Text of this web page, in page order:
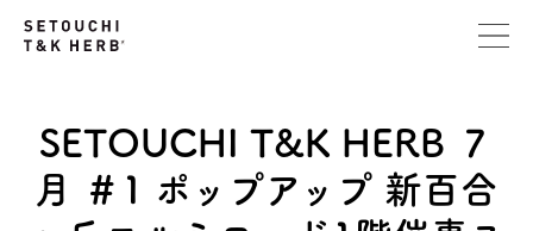
SETOUCHI T&K HERB ７
月 ＃1 ポップアップ 新百合